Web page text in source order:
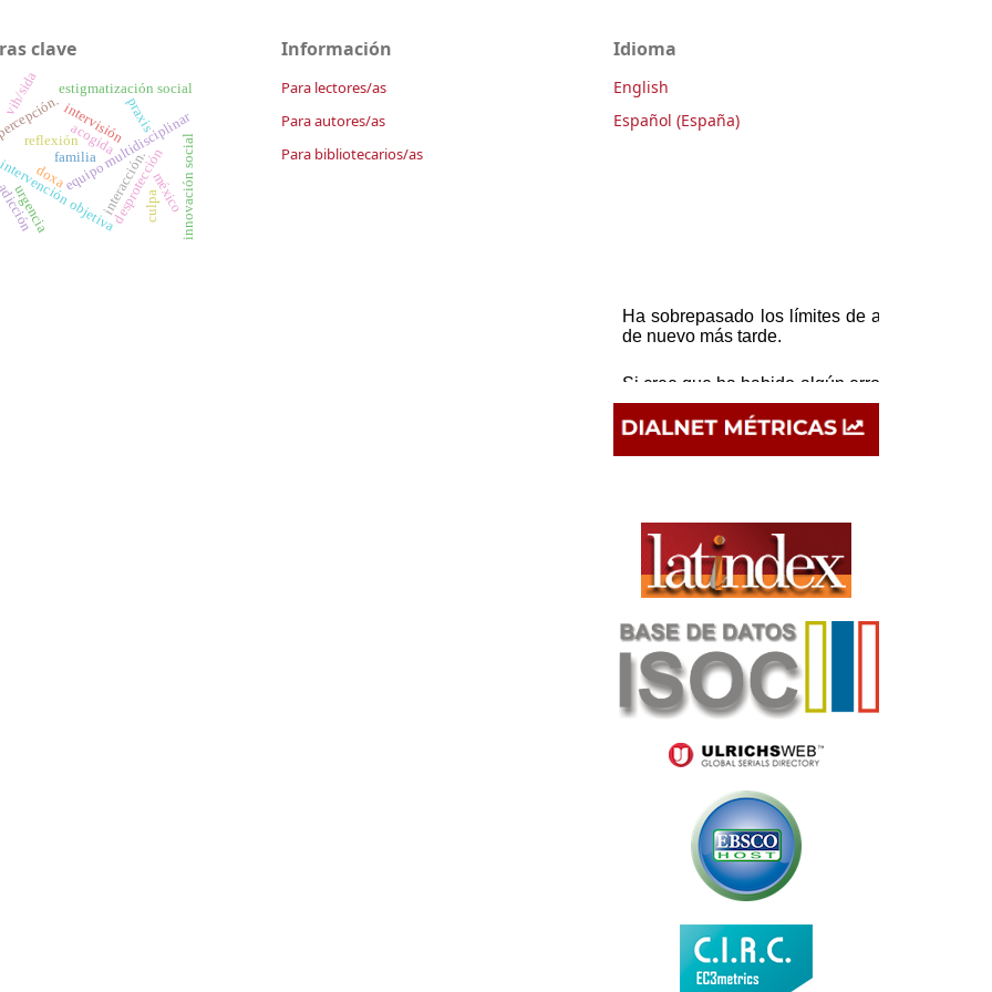
clave
acogida
equipo multidisciplinar
objetiva
praxis
reflexión
interacción.
intervisión
percepción.
desprotección
estigmatización social
vih/sida
doxa innovación social
méxico
urgencia
familia
culpa
Información
Para lectores/as
Para autores/as
Para bibliotecarios/as
Idioma
English
Español (España)